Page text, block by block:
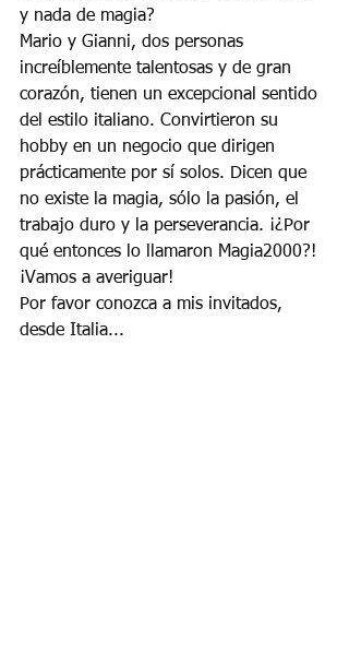
y nada de magia?
Mario y Gianni, dos personas
increíblemente talentosas y de gran
corazón, tienen un excepcional sentido
del estilo italiano. Convirtieron su
hobby en un negocio que dirigen
prácticamente por sí solos. Dicen que
no existe la magia, sólo la pasión, el
trabajo duro y la perseverancia. ¡¿Por
qué entonces lo llamaron Magia2000?!
¡Vamos a averiguar!
Por favor conozca a mis invitados,
desde Italia...